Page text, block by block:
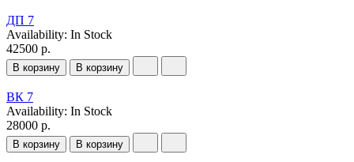
ДП 7
Availability: In Stock
42500 р.
В корзину В корзину
ВК 7
Availability: In Stock
28000 р.
В корзину В корзину